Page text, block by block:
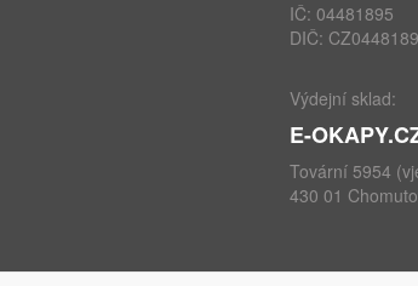
IČ: 04481895
DIČ:
Výdejní sklad:
E-
Tovární 5954
430 01